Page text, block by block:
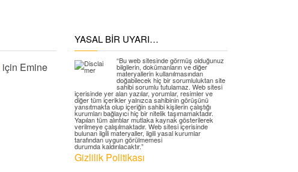
için Emine
YASAL BIR UYARI…
“Bu web sitesinde görmüş olduğunuz
bilgilerin, dokümanların ve diğer
materyallerin kullanılmasından
doğabilecek hiç bir sorumluluktan site
sahibi sorumlu tutulamaz. Web sitesi
içerisinde yer alan yazılar, yorumlar, resimler ve
diğer tüm içerikler yalnızca sahibinin görüşünü
yansıtmakta olup içeriğin sahibi kişilerin çalıştığı
kurumları bağlayıcı hiç bir nitelik taşımamaktadır.
Yapılan tüm alıntılar mutlaka kaynak gösterilerek
verilmeye çalışılmaktadır. Web sitesi içerisinde
bulunan ilgili materyaller, ilgili yasal kurumlar
tarafından uygun görülmemesi
durumda kaldırılacaktır.”
Gizlilik Politikası